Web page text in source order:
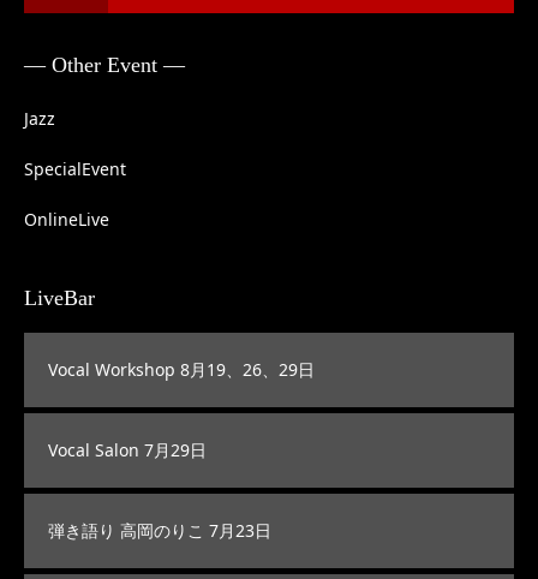
— Other Event —
Jazz
SpecialEvent
OnlineLive
LiveBar
Vocal Workshop 8月19、26、29日
Vocal Salon 7月29日
弾き語り 高岡のりこ 7月23日